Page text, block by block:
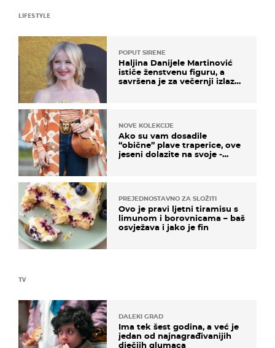
TV
DALEKI GRAD
Ima tek šest godina, a već je
jedan od najnagrađivanijih
dječjih glumaca
LIFESTYLE
POPUT SIRENE
Haljina Danijele Martinović
ističe ženstvenu figuru, a
savršena je za večernji izlazak
NOVE KOLEKCIJE
Ako su vam dosadile
“obične” plave traperice, ove
jeseni dolazite na svoje -
PREJEDNOSTAVNO ZA SLOŽITI
Ovo je pravi ljetni tiramisu s
limunom i borovnicama – baš
osvježava i jako je fin